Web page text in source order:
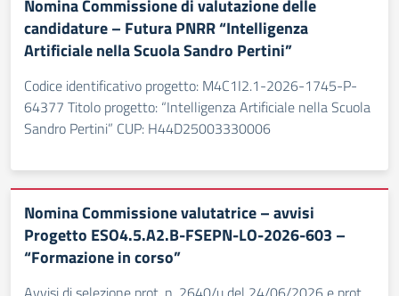
Nomina Commissione di valutazione delle
candidature – Futura PNRR “Intelligenza
Artificiale nella Scuola Sandro Pertini”
Codice identificativo progetto: M4C1I2.1-2026-1745-P-
64377 Titolo progetto: “Intelligenza Artificiale nella Scuola
Sandro Pertini” CUP: H44D25003330006
Nomina Commissione valutatrice – avvisi
Progetto ESO4.5.A2.B-FSEPN-LO-2026-603 –
“Formazione in corso”